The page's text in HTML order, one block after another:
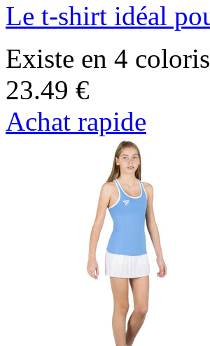
Le t-shirt idéal
Existe en 4 coloris
23.49 €
Achat rapide